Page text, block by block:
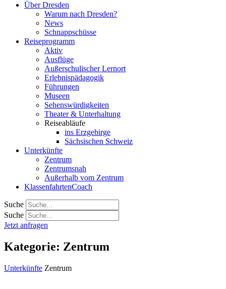
Über Dresden
Warum nach Dresden?
News
Schnappschüsse
Reiseprogramm
Aktiv
Ausflüge
Außerschulischer Lernort
Erlebnispädagogik
Führungen
Museen
Sehenswürdigkeiten
Theater & Unterhaltung
Reiseabläufe
ins Erzgebirge
Sächsischen Schweiz
Unterkünfte
Zentrum
Zentrumsnah
Außerhalb vom Zentrum
KlassenfahrtenCoach
Suche
Suche
Jetzt anfragen
Kategorie: Zentrum
Unterkünfte Zentrum